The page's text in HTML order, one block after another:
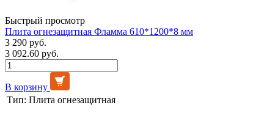
Быстрый просмотр
Плита огнезащитная Фламма 610*1200*8 мм
3 290 руб.
3 092.60 руб.
В корзину
Тип: Плита огнезащитная